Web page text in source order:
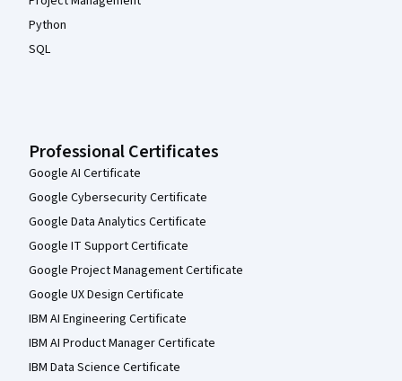
Python
SQL
Professional Certificates
Google AI Certificate
Google Cybersecurity Certificate
Google Data Analytics Certificate
Google IT Support Certificate
Google Project Management Certificate
Google UX Design Certificate
IBM AI Engineering Certificate
IBM AI Product Manager Certificate
IBM Data Science Certificate